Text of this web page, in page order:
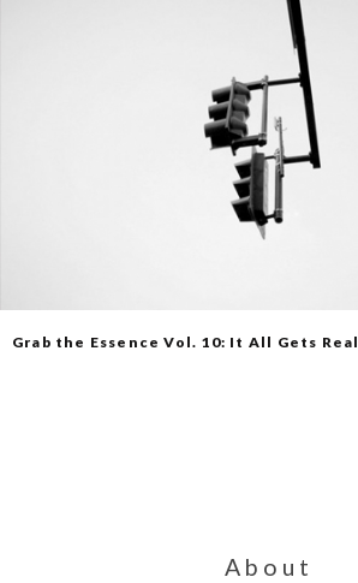
Grab the Essence Vol. 10: It All Gets Real
About